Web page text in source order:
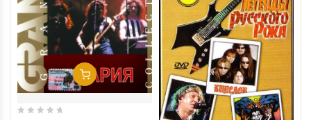
Добавить В Корзину